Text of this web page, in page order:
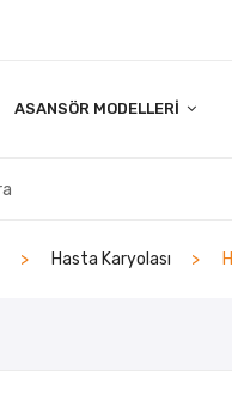
ASANSÖR MODELLERI
Hasta Karyolası